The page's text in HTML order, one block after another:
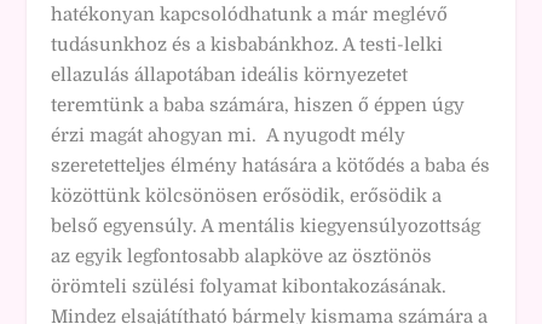
hatékonyan kapcsolódhatunk a már meglévő
tudásunkhoz és a kisbabánkhoz. A testi-lelki
ellazulás állapotában ideális környezetet
teremtünk a baba számára, hiszen ő éppen úgy
érzi magát ahogyan mi. A nyugodt mély
szeretetteljes élmény hatására a kötődés a baba és
közöttünk kölcsönösen erősödik, erősödik a
belső egyensúly. A mentális kiegyensúlyozottság
az egyik legfontosabb alapköve az ösztönös
örömteli szülési folyamat kibontakozásának.
Mindez elsajátítható bármely kismama számára a